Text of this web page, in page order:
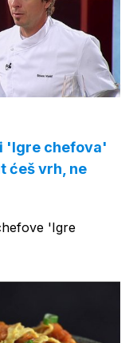
'Igre chefova'
ćeš vrh, ne
'Igre